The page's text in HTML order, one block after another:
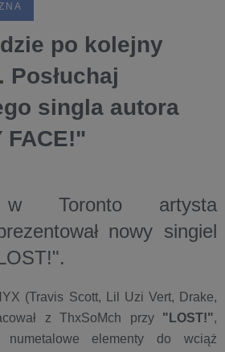
po kolejny
singla autora
FACE!"
w Toronto artysta
nowy singiel
(Travis Scott, Lil Uzi Vert, Drake,
z ThxSoMch przy "LOST!",
numetalowe elementy do wciąż